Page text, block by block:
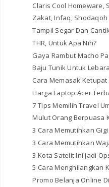
Claris Cool Homeware,
Zakat, Infaq,
Tampil Segar Dan
THR, Untuk Apa Nih?
Gaya Rambut Macho
Baju Tunik Untuk
Cara Memasak
Harga Laptop Acer
7 Tips Memilih Travel
Mulut Orang Berpuasa
3 Cara Memutihkan
3 Cara Memutihkan
3 Kota Satelit Ini Jadi
5 Cara Menghilangkan
Promo Belanja Online